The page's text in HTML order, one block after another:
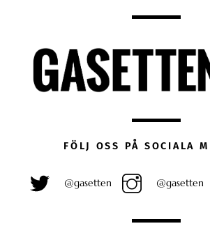
FÖLJ OSS PÅ SOCIALA
@gasetten @gasetten